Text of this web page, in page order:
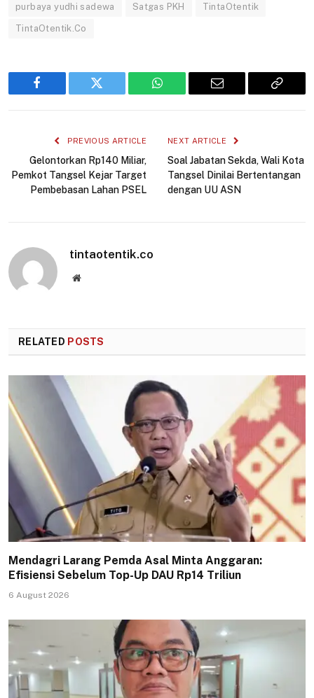
purbaya yudhi sadewa Satgas PKH TintaOtentik
TintaOtentik.Co
Facebook Twitter WhatsApp Email
Copy
PREVIOUS ARTICLE
Gelontorkan Rp140 Miliar,
Pemkot Tangsel Kejar Target
Pembebasan Lahan PSEL
NEXT ARTICLE
Soal Jabatan Sekda, Wali Kota
Tangsel Dinilai Bertentangan
dengan UU ASN
tintaotentik.co
Website
RELATED POSTS
Mendagri Larang Pemda Asal Minta Anggaran:
Efisiensi Sebelum Top-Up DAU Rp14 Triliun
6 August 2026